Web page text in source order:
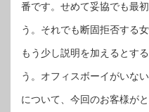
番です。せめて妥協でも最
う。それでも断固拒否する女
もう少し説明を加えるとす
う。オフィスボーイがいな
について、今回のお客様が